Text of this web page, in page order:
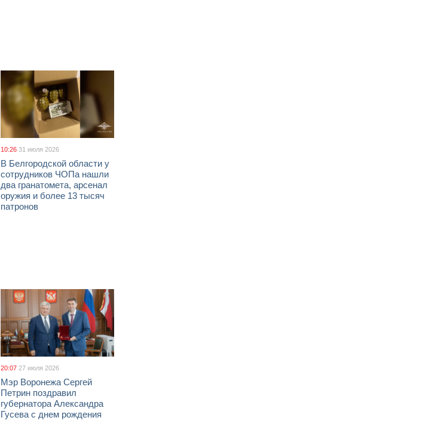
10:26 31 июля 2026
В Белгородской области у
сотрудников ЧОПа нашли
два гранатомета, арсенал
оружия и более 13 тысяч
патронов
20:07 27 июля 2026
Мэр Воронежа Сергей
Петрин поздравил
губернатора Александра
Гусева с днем рождения